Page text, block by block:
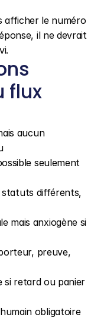
afficher le numéro
il ne devrait
flux
aucun
seulement
différents,
mais anxiogène si
preuve,
si retard ou panier
obligatoire